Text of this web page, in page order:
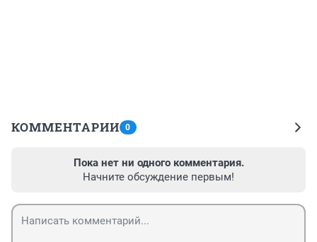
КОММЕНТАРИИ 0
Пока нет ни одного комментария.
Начните обсуждение первым!